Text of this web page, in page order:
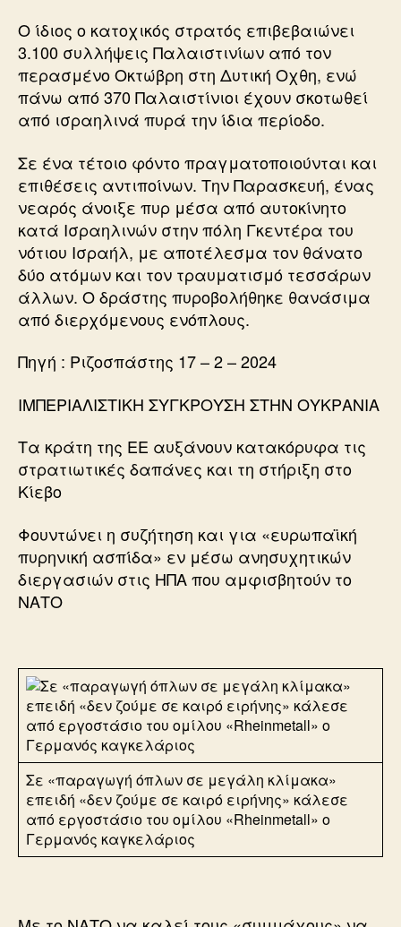
Ο ίδιος ο κατοχικός στρατός επιβεβαιώνει
3.100 συλλήψεις Παλαιστινίων από τον
περασμένο Οκτώβρη στη Δυτική Οχθη, ενώ
πάνω από 370 Παλαιστίνιοι έχουν σκοτωθεί
από ισραηλινά πυρά την ίδια περίοδο.
Σε ένα τέτοιο φόντο πραγματοποιούνται και
επιθέσεις αντιποίνων. Την Παρασκευή, ένας
νεαρός άνοιξε πυρ μέσα από αυτοκίνητο
κατά Ισραηλινών στην πόλη Γκεντέρα του
νότιου Ισραήλ, με αποτέλεσμα τον θάνατο
δύο ατόμων και τον τραυματισμό τεσσάρων
άλλων. Ο δράστης πυροβολήθηκε θανάσιμα
από διερχόμενους ενόπλους.
Πηγή : Ριζοσπάστης 17 – 2 – 2024
ΙΜΠΕΡΙΑΛΙΣΤΙΚΗ ΣΥΓΚΡΟΥΣΗ ΣΤΗΝ ΟΥΚΡΑΝΙΑ
Τα κράτη της ΕΕ αυξάνουν κατακόρυφα τις
στρατιωτικές δαπάνες και τη στήριξη στο
Κίεβο
Φουντώνει η συζήτηση και για «ευρωπαϊκή
πυρηνική ασπίδα» εν μέσω ανησυχητικών
διεργασιών στις ΗΠΑ που αμφισβητούν το
ΝΑΤΟ
Σε «παραγωγή όπλων σε μεγάλη κλίμακα»
επειδή «δεν ζούμε σε καιρό ειρήνης» κάλεσε
από εργοστάσιο του ομίλου «Rheinmetall» ο
Γερμανός καγκελάριος